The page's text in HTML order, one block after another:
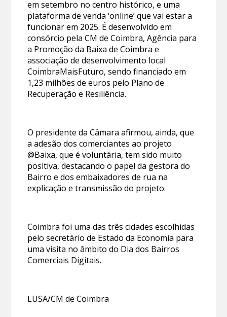
em setembro no centro histórico, e uma
plataforma de venda ‘online’ que vai estar a
funcionar em 2025. É desenvolvido em
consórcio pela CM de Coimbra, Agência para
a Promoção da Baixa de Coimbra e
associação de desenvolvimento local
CoimbraMaisFuturo, sendo financiado em
1,23 milhões de euros pelo Plano de
Recuperação e Resiliência.
O presidente da Câmara afirmou, ainda, que
a adesão dos comerciantes ao projeto
@Baixa, que é voluntária, tem sido muito
positiva, destacando o papel da gestora do
Bairro e dos embaixadores de rua na
explicação e transmissão do projeto.
Coimbra foi uma das três cidades escolhidas
pelo secretário de Estado da Economia para
uma visita no âmbito do Dia dos Bairros
Comerciais Digitais.
LUSA/CM de Coimbra